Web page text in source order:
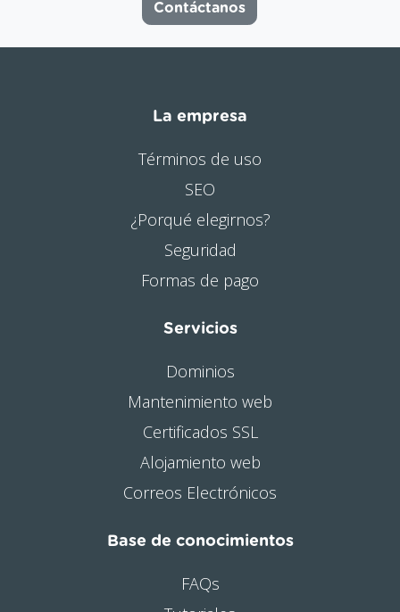
Contáctanos
La empresa
Términos de uso
SEO
¿Porqué elegirnos?
Seguridad
Formas de pago
Servicios
Dominios
Mantenimiento web
Certificados SSL
Alojamiento web
Correos Electrónicos
Base de conocimientos
FAQs